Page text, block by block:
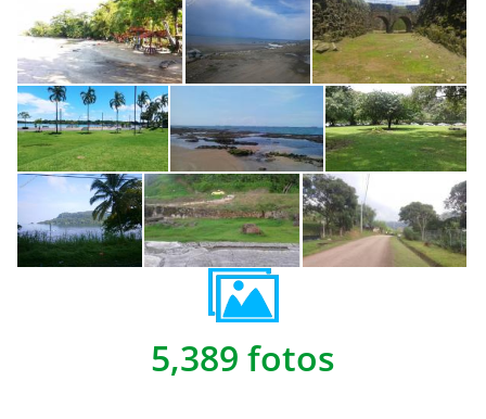
5,389 fotos